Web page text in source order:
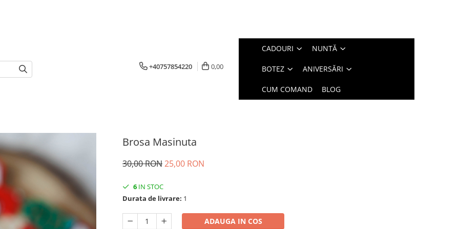
+40757854220 0,00
CADOURI NUNTĂ
BOTEZ ANIVERSĂRI
CUM COMAND BLOG
Brosa Masinuta
30,00 RON25,00 RON
6 IN STOC
Durata de livrare: 1
ADAUGA IN COS